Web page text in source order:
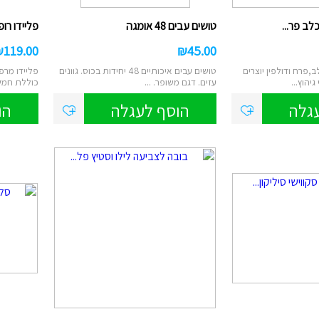
אקרילי
שולחן/תיבות
כלב פר...
ודולפין יוצרים
טושים עבים 48 אומגה
45.00
₪
טושים עבים איכותיים 48 יחידות בכוס. גוונים
עזים. דגם משופר. ...
הוסף לעגלה
פליידו
119.00
פליידו
כוללת חמש